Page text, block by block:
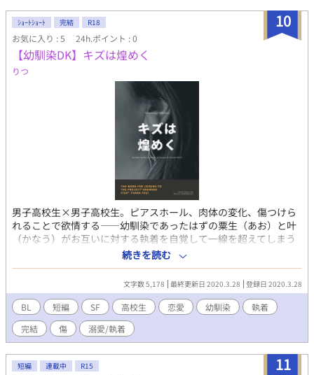
10
ｼｮｰﾄｼｮｰﾄ 完結 R18
お気に入り : 5 24h.ポイント : 0
【幼馴染DK】キズは煌めく
りつ
男子高校生×男子高校生。ピアスホール、肉体の変化、傷つけら
れることで欲情する――幼馴染であったはずの粟生（あお）と叶
（かなう）がお互いに対する執着を自覚して一線を超えてしまう
までのお話です。本番までは行きませんが性的な描写を含みます
のでR-18表記とさせて頂きます。人類が性転換できるよう進化を
遂げたという特殊設定の小説企画「anemonefish.」
【https://www.pixiv.net/novel/show.php?id=2409789】様への
参加作品であるため、設定がややSFです。
続きを読む
文字数 5,178 最終更新日 2020.3.28 登録日 2020.3.28
BL 短編 SF 高校生 恋愛 幼馴染
執着
完結
傷 溺愛/執着
11
短編 連載中 R15